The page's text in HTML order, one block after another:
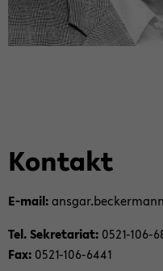
Kon­takt
E-​mail:
Tel. Se­kre­ta­ri­at: 0521-​106-
Fax: 0521-​106-6441